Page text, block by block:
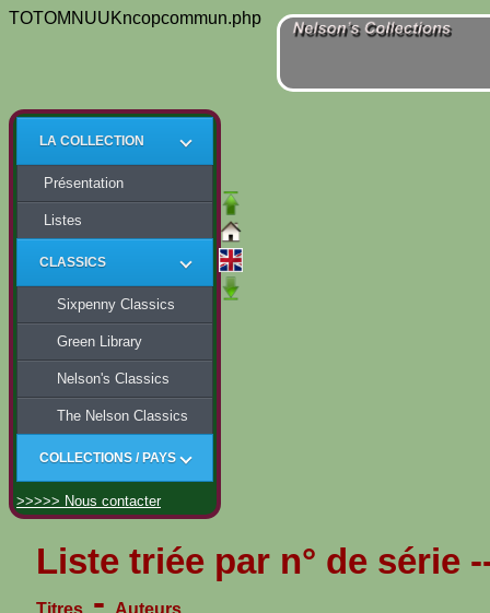
TOTOMNUUKncopcommun.php
LA COLLECTION
Présentation
Listes
CLASSICS
Sixpenny Classics
Green Library
Nelson's Classics
The Nelson Classics
COLLECTIONS / PAYS
>>>>> Nous contacter
Liste triée par n° de série
Titres - Auteurs